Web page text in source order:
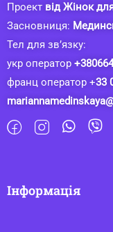
Проект від Жінок
Засновниця:
Тел для зв’язку:
укр оператор
франц оператор +33
Інформація